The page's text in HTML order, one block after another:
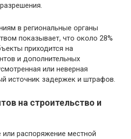
в региональные органы
показывает, что около 28%
приходится на
и дополнительных
или неверная
источник задержек и штрафов.
на строительство и
или распоряжение местной